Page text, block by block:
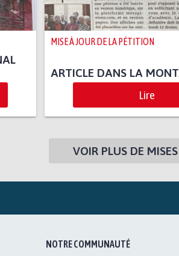
MISE À JOUR DE LA PÉTITION
ARTICLE DANS LA
Lire
VOIR PLUS DE
NOTRE COMMUNAUTÉ